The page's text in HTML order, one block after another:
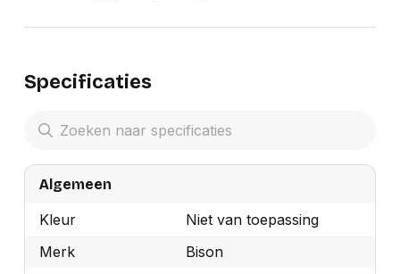
Specificaties
Algemeen
Kleur
Niet van toepassing
Merk
Bison